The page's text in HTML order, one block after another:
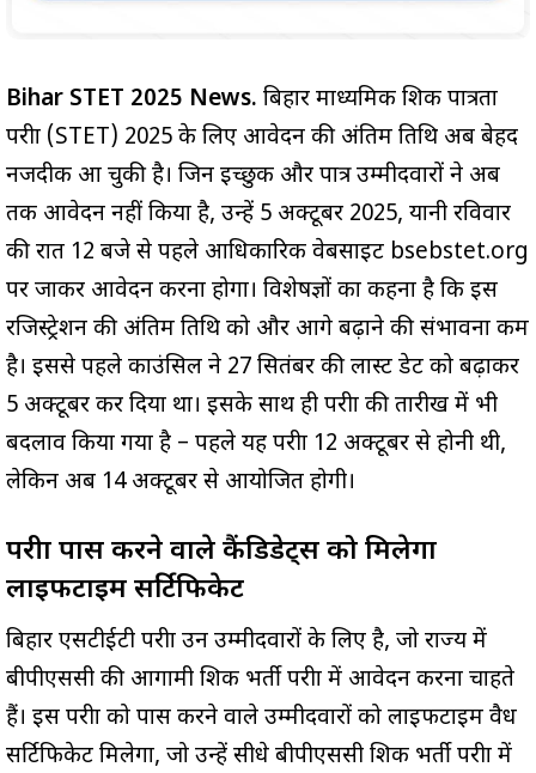
Bihar STET 2025 News. बिहार माध्यमिक शिक्षक पात्रता
परीक्षा (STET) 2025 के लिए आवेदन की अंतिम तिथि अब बेहद
नजदीक आ चुकी है। जिन इच्छुक और पात्र उम्मीदवारों ने अब
तक आवेदन नहीं किया है, उन्हें 5 अक्टूबर 2025, यानी रविवार
की रात 12 बजे से पहले आधिकारिक वेबसाइट bsebstet.org
पर जाकर आवेदन करना होगा। विशेषज्ञों का कहना है कि इस
रजिस्ट्रेशन की अंतिम तिथि को और आगे बढ़ाने की संभावना कम
है। इससे पहले काउंसिल ने 27 सितंबर की लास्ट डेट को बढ़ाकर
5 अक्टूबर कर दिया था। इसके साथ ही परीक्षा की तारीख में भी
बदलाव किया गया है – पहले यह परीक्षा 12 अक्टूबर से होनी थी,
लेकिन अब 14 अक्टूबर से आयोजित होगी।
परीक्षा पास करने वाले कैंडिडेट्स को मिलेगा
लाइफटाइम सर्टिफिकेट
बिहार एसटीईटी परीक्षा उन उम्मीदवारों के लिए है, जो राज्य में
बीपीएससी की आगामी शिक्षक भर्ती परीक्षा में आवेदन करना चाहते
हैं। इस परीक्षा को पास करने वाले उम्मीदवारों को लाइफटाइम वैध
सर्टिफिकेट मिलेगा, जो उन्हें सीधे बीपीएससी शिक्षक भर्ती परीक्षा में